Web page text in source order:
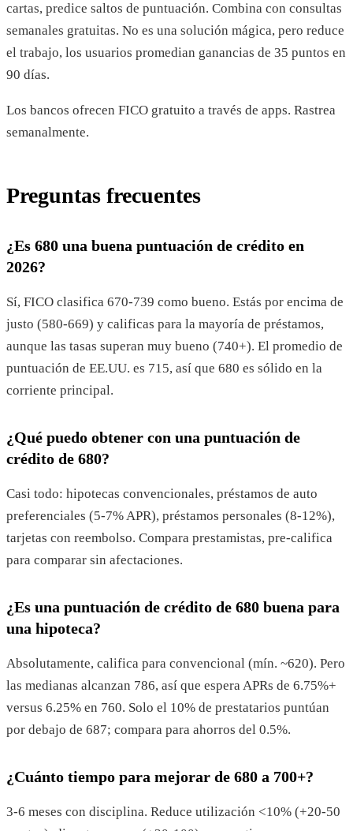
cartas, predice saltos de puntuación. Combina con consultas
semanales gratuitas. No es una solución mágica, pero reduce
el trabajo, los usuarios promedian ganancias de 35 puntos en
90 días.
Los bancos ofrecen FICO gratuito a través de apps. Rastrea
semanalmente.
Preguntas frecuentes
¿Es 680 una buena puntuación de crédito en
2026?
Sí, FICO clasifica 670-739 como bueno. Estás por encima de
justo (580-669) y calificas para la mayoría de préstamos,
aunque las tasas superan muy bueno (740+). El promedio de
puntuación de EE.UU. es 715, así que 680 es sólido en la
corriente principal.
¿Qué puedo obtener con una puntuación de
crédito de 680?
Casi todo: hipotecas convencionales, préstamos de auto
preferenciales (5-7% APR), préstamos personales (8-12%),
tarjetas con reembolso. Compara prestamistas, pre-califica
para comparar sin afectaciones.
¿Es una puntuación de crédito de 680 buena para
una hipoteca?
Absolutamente, califica para convencional (mín. ~620). Pero
las medianas alcanzan 786, así que espera APRs de 6.75%+
versus 6.25% en 760. Solo el 10% de prestatarios puntúan
por debajo de 687; compara para ahorros del 0.5%.
¿Cuánto tiempo para mejorar de 680 a 700+?
3-6 meses con disciplina. Reduce utilización <10% (+20-50